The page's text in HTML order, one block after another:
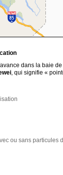
dans la baie
, qui signifie «
ou sans particules